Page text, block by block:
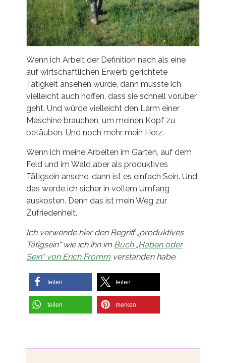
Wenn ich Arbeit der Definition nach als eine
auf wirtschaftlichen Erwerb gerichtete
Tätigkeit ansehen würde, dann müsste ich
vielleicht auch hoffen, dass sie schnell vorüber
geht. Und würde vielleicht den Lärm einer
Maschine brauchen, um meinen Kopf zu
betäuben. Und noch mehr mein Herz.
Wenn ich meine Arbeiten im Garten, auf dem
Feld und im Wald aber als produktives
Tätigsein ansehe, dann ist es einfach Sein. Und
das werde ich sicher in vollem Umfang
auskosten. Denn das ist mein Weg zur
Zufriedenheit.
Ich verwende hier den Begriff „produktives
Tätigsein“ wie ich ihn im Buch „Haben oder
Sein“ von Erich Fromm verstanden habe.
teilen teilen
teilen merken